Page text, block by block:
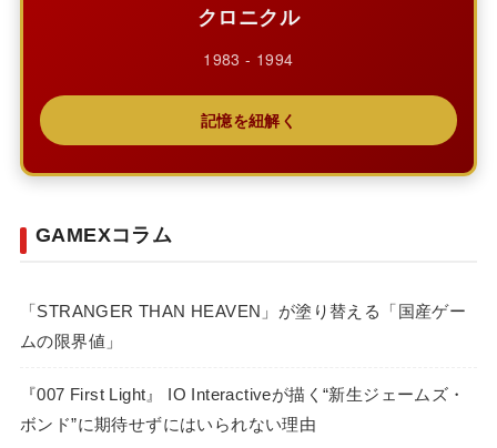
クロニクル
1983 - 1994
記憶を紐解く
GAMEXコラム
「STRANGER THAN HEAVEN」が塗り替える「国産ゲー
ムの限界値」
『007 First Light』 IO Interactiveが描く“新生ジェームズ・
ボンド”に期待せずにはいられない理由